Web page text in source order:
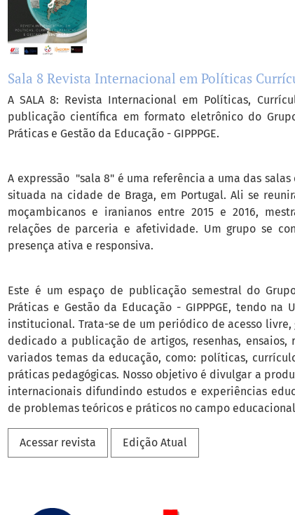
Sala 8 Revista Internacional em Políticas
A SALA 8: Revista Internacional em Políticas,
publicação científica em formato eletrônico do
Práticas e Gestão da Educação - GIPPPGE.
A expressão "sala 8" é uma referência a uma das
situada na cidade de Braga, em Portugal. Ali se
moçambicanos e iranianos entre 2015 e 2016,
relações de parceria e afetividade. Um grupo se
presença ativa e responsiva.
Este é um espaço de publicação semestral do
Práticas e Gestão da Educação - GIPPPGE, tendo
institucional. Trata-se de um periódico de acesso
dedicado a publicação de artigos, resenhas,
variados temas da educação, como: políticas,
práticas pedagógicas. Nosso objetivo é divulgar a
internacionais difundindo estudos e experiências
de problemas teóricos e práticos no campo
Acessar revista Edição Atual